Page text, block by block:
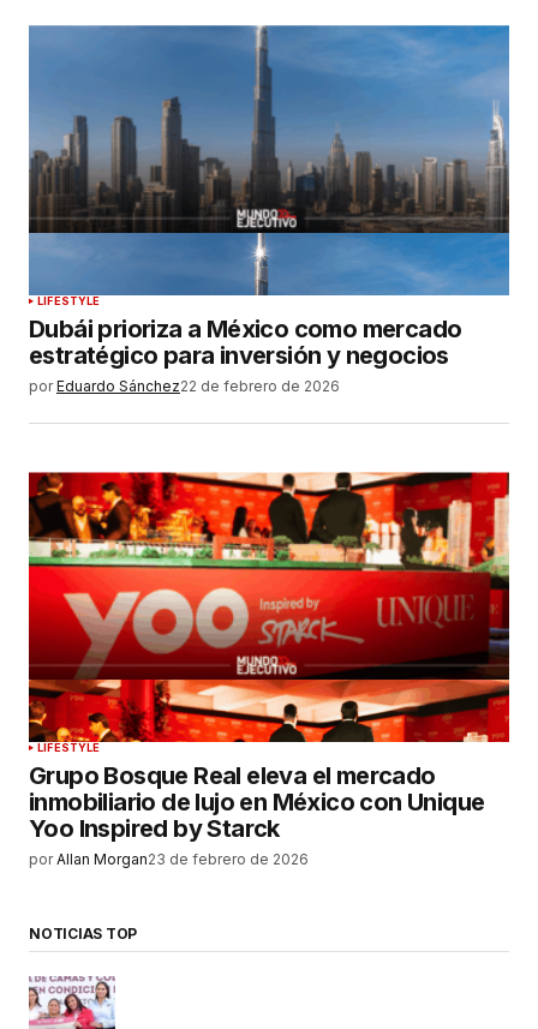
LIFESTYLE
Dubái prioriza a México como mercado
estratégico para inversión y negocios
por Eduardo Sánchez22 de febrero de 2026
LIFESTYLE
Grupo Bosque Real eleva el mercado
inmobiliario de lujo en México con Unique
Yoo Inspired by Starck
por Allan Morgan23 de febrero de 2026
NOTICIAS TOP